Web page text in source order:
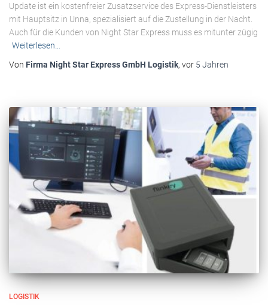
Update ist ein kostenfreier Zusatzservice des Express-Dienstleisters
mit Hauptsitz in Unna, spezialisiert auf die Zustellung in der Nacht.
Auch für die Kunden von Night Star Express muss es mitunter zügig
Weiterlesen…
Von Firma Night Star Express GmbH Logistik, vor 5 Jahren
LOGISTIK